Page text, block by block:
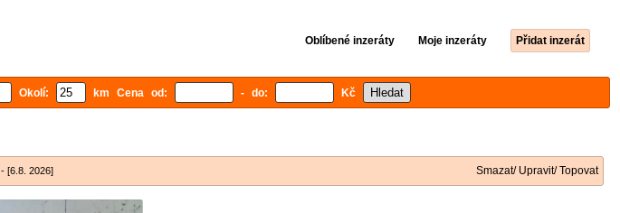
Oblíbené inzeráty Moje inzeráty Přidat inzerát
Okolí: km Cena od: - do: Kč
- [6.8. 2026] Smazat/ Upravit/ Topovat